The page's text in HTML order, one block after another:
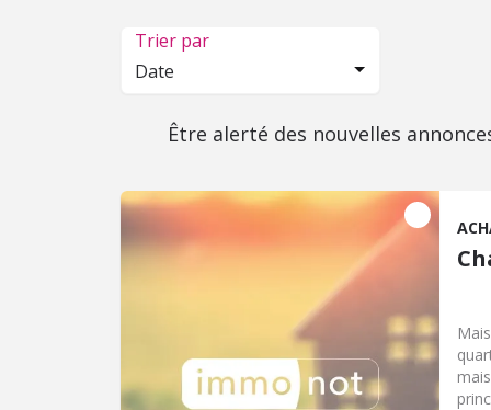
Trier par
Date
Être alerté des nouvelles